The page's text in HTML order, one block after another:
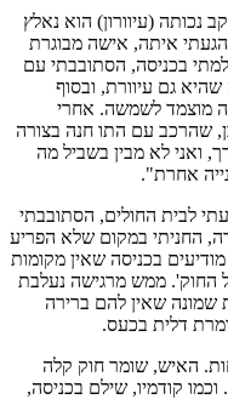
נכה 100% מספר שעקב נכותה (עיוורון) הוא נאלץ
"הגעתי איתה, אישה מבוגרת
בכניסה, הסתובבתי עם
גם עיוורת, ובסוף
מוצמד לשמשה. אחרי
על 250 שקלים. כמובן, שהרכב עם התו חנה בצורה
לא מבין בשביל מה
אחרת".
לבית החולים, הסתובבתי
החניתי במקום שלא הפריע
בכניסה שאין מקומות
החוק'. ממש מרגישה נעלבת
שמונה שאין להם ברירה
דלית בכעס.
האיש, שומר חוק קלה
קודמיו, שילם בכניסה,